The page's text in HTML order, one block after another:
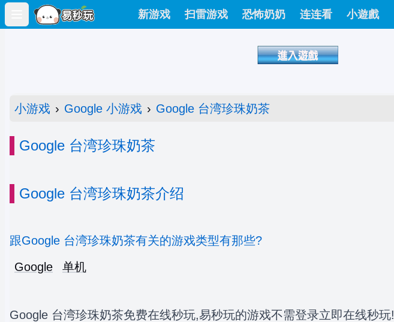
Open main menu
新游戏 扫雷游戏 恐怖奶奶 连连看 小遊戲
小游戏 › Google 小游戏 › Google 台湾珍珠奶茶
Google 台湾珍珠奶茶
Google 台湾珍珠奶茶介绍
跟Google 台湾珍珠奶茶有关的游戏类型有那些?
Google
单机
Google 台湾珍珠奶茶免费在线秒玩,易秒玩的游戏不需登录立即在线秒玩!